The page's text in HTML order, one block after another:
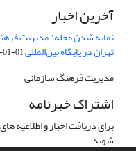
آخرین اخبار
نمایه شدن مجله" مدیریت
تهران در پایگاه بین‌المللی DOAJ01
مدیریت فرهنگ سازمانی
اشتراک خبرنامه
برای دریافت اخبار و اطلاعیه
شوید.